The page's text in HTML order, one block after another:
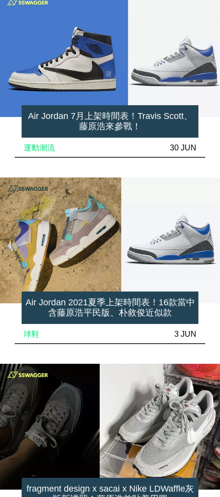
Air Jordan 7月上架時間表！Travis Scott、
藤原浩來參戰！
運動潮流 30 JUN
Air Jordan 2021夏季上架時間表！16款當中
含藤原浩平民版、朴敘俊近似款
球鞋 3 JUN
fragment design x sacai x Nike LDWaffle灰